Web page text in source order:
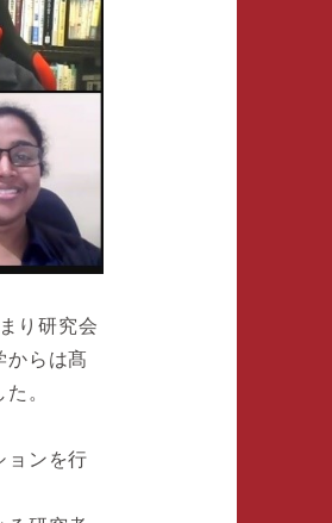
り研究会
からは髙
。
ョンを行